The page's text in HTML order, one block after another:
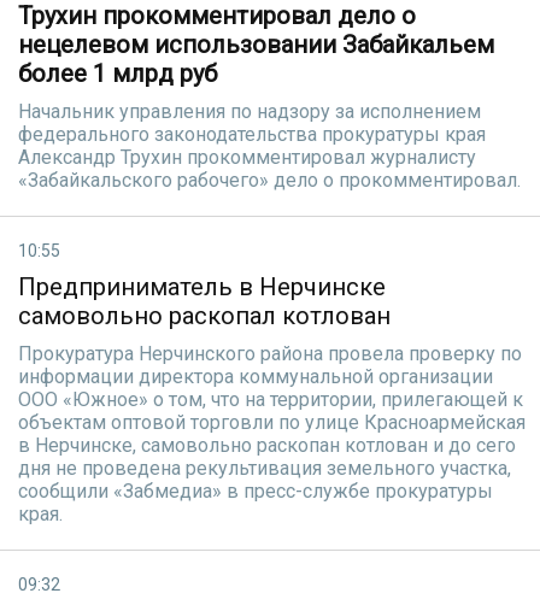
Трухин прокомментировал дело о
нецелевом использовании Забайкальем
более 1 млрд руб
Начальник управления по надзору за исполнением
федерального законодательства прокуратуры края
Александр Трухин прокомментировал журналисту
«Забайкальского рабочего» дело о прокомментировал.
10:55
Предприниматель в Нерчинске
самовольно раскопал котлован
Прокуратура Нерчинского района провела проверку по
информации директора коммунальной организации
ООО «Южное» о том, что на территории, прилегающей к
объектам оптовой торговли по улице Красноармейская
в Нерчинске, самовольно раскопан котлован и до сего
дня не проведена рекультивация земельного участка,
сообщили «Забмедиа» в пресс-службе прокуратуры
края.
09:32